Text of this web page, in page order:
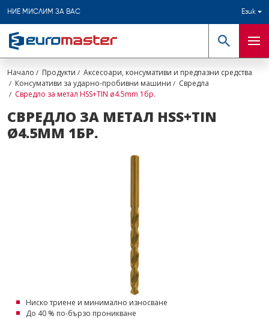
НИЕ МИСЛИМ ЗА ВАС Език
Търсене
Начало Продукти
Аксесоари, консумативи и предпазни средства
Консумативи за ударно-пробивни машини
Свредла
Свредло за метал HSS+TIN ø4.5mm 1бр.
СВРЕДЛО ЗА МЕТАЛ HSS+TIN
Ø4.5MM 1БР.
Ниско триене и минимално износване
До 40 % по-бързо проникване